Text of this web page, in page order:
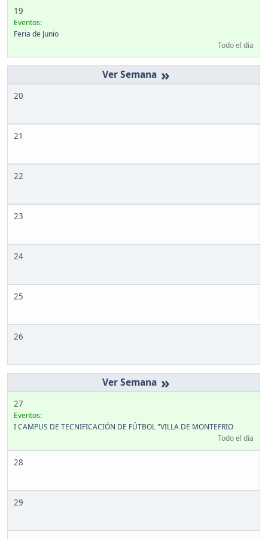
19
Eventos:
Feria de Junio
Todo el día
»
20
21
22
23
24
25
26
»
27
Eventos:
I CAMPUS DE TECNIFICACIÓN DE FÚTBOL "VILLA DE MONTEFRIO
Todo el día
28
29